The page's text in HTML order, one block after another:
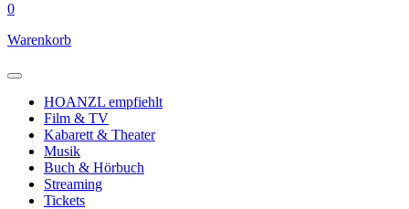
0
Warenkorb
HOANZL empfiehlt
Film & TV
Kabarett & Theater
Musik
Buch & Hörbuch
Streaming
Tickets